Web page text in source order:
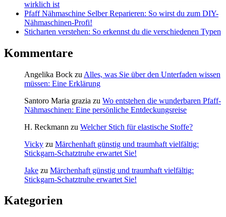
wirklich ist
Pfaff Nähmaschine Selber Reparieren: So wirst du zum DIY-
Nähmaschinen-Profi!
Sticharten verstehen: So erkennst du die verschiedenen Typen
Kommentare
Angelika Bock zu Alles, was Sie über den Unterfaden wissen
müssen: Eine Erklärung
Santoro Maria grazia zu Wo entstehen die wunderbaren Pfaff-
Nähmaschinen: Eine persönliche Entdeckungsreise
H. Reckmann zu Welcher Stich für elastische Stoffe?
Vicky zu Märchenhaft günstig und traumhaft vielfältig:
Stickgarn-Schatztruhe erwartet Sie!
Jake zu Märchenhaft günstig und traumhaft vielfältig:
Stickgarn-Schatztruhe erwartet Sie!
Kategorien